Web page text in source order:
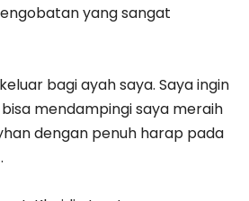
yang sangat
bagi ayah saya. Saya ingin
mendampingi saya meraih
dengan penuh harap pada